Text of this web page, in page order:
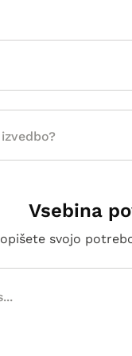
Vsebina
svojo